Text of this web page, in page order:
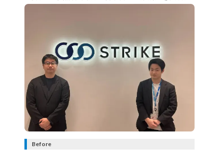
Before